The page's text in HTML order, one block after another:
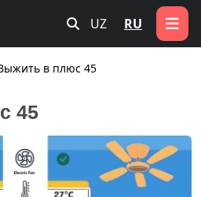
UZ RU
в плюс 45
45